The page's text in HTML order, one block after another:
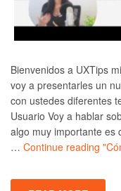
Bienvenidos a UXTips
voy a presentarles un
con ustedes diferentes
Usuario Voy a hablar
algo muy importante es
… Continue reading